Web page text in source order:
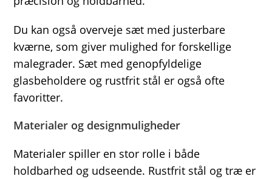
Du kan også overveje sæt med justerbare
kværne, som giver mulighed for forskellige
malegrader. Sæt med genopfyldelige
glasbeholdere og rustfrit stål er også ofte
favoritter.
Materialer og designmuligheder
Materialer spiller en stor rolle i både
holdbarhed og udseende. Rustfrit stål og træ er